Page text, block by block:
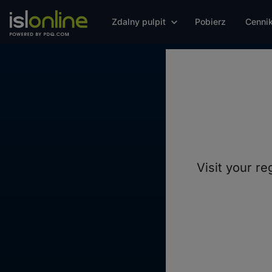
Zdalny pulpit Pobierz Cennik
niezależnej
utrzymujesz
Visit your